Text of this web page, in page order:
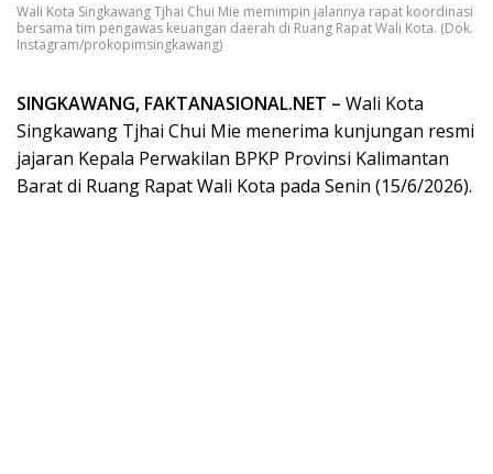
Wali Kota Singkawang Tjhai Chui Mie memimpin jalannya rapat koordinasi
bersama tim pengawas keuangan daerah di Ruang Rapat Wali Kota. (Dok.
Instagram/prokopimsingkawang)
SINGKAWANG, FAKTANASIONAL.NET – Wali Kota
Singkawang Tjhai Chui Mie menerima kunjungan resmi
jajaran Kepala Perwakilan BPKP Provinsi Kalimantan
Barat di Ruang Rapat Wali Kota pada Senin (15/6/2026).